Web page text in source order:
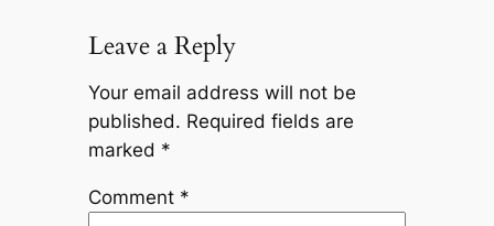
Leave a Reply
Your email address will not be
published. Required fields are
marked *
Comment *